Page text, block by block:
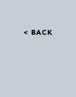
< BACK